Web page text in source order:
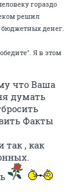
гораздо
решил
бюджетных денег.
Я в этом
что Ваша
думать
Факты
так , как